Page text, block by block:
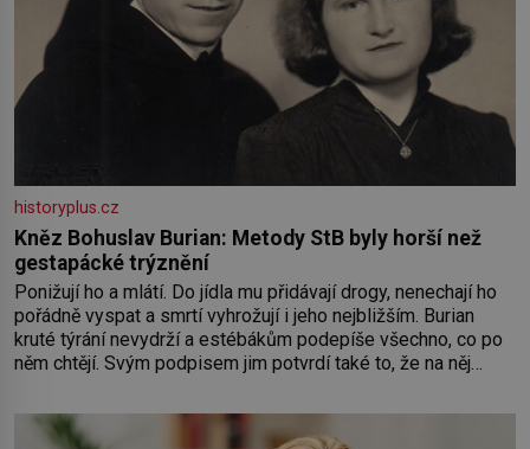
historyplus.cz
Kněz Bohuslav Burian: Metody StB byly horší než
gestapácké trýznění
Ponižují ho a mlátí. Do jídla mu přidávají drogy, nenechají ho
pořádně vyspat a smrtí vyhrožují i jeho nejbližším. Burian
kruté týrání nevydrží a estébákům podepíše všechno, co po
něm chtějí. Svým podpisem jim potvrdí také to, že na něj
Syn brněnského řezníka chce být knězem a